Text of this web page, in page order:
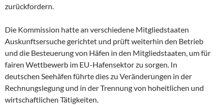
zurückfordern.
Die Kommission hatte an verschiedene Mitgliedstaaten
Auskunftsersuche gerichtet und prüft weiterhin den Betrieb
und die Besteuerung von Häfen in den Mitgliedstaaten, um für
fairen Wettbewerb im EU-Hafensektor zu sorgen. In
deutschen Seehäfen führte dies zu Veränderungen in der
Rechnungslegung und in der Trennung von hoheitlichen und
wirtschaftlichen Tätigkeiten.